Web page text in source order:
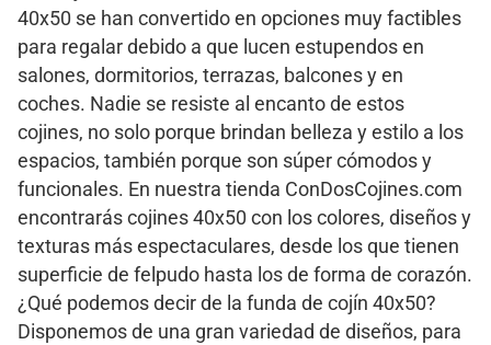
40x50 se han convertido en opciones muy factibles
para regalar debido a que lucen estupendos en
salones, dormitorios, terrazas, balcones y en
coches. Nadie se resiste al encanto de estos
cojines, no solo porque brindan belleza y estilo a los
espacios, también porque son súper cómodos y
funcionales. En nuestra tienda ConDosCojines.com
encontrarás cojines 40x50 con los colores, diseños y
texturas más espectaculares, desde los que tienen
superficie de felpudo hasta los de forma de corazón.
¿Qué podemos decir de la funda de cojín 40x50?
Disponemos de una gran variedad de diseños, para